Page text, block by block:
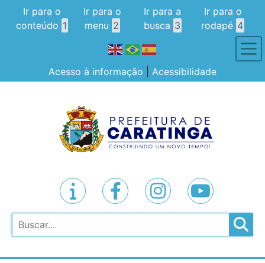
Ir para o
conteúdo 1
Ir para o
menu 2
Ir para a
busca 3
Ir para o
rodapé 4
Acesso à informação Acessibilidade
Pesquisar